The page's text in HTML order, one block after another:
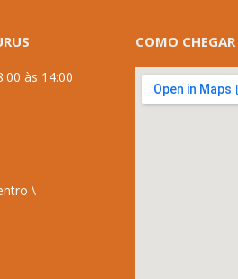
às 14:00
\
COMO